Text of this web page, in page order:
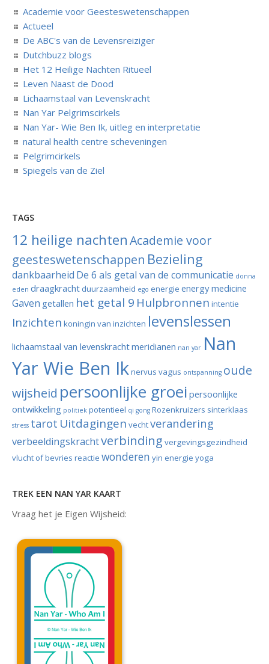
Academie voor Geesteswetenschappen
Actueel
De ABC's van de Levensreiziger
Dutchbuzz blogs
Het 12 Heilige Nachten Ritueel
Leven Naast de Dood
Lichaamstaal van Levenskracht
Nan Yar Pelgrimscirkels
Nan Yar- Wie Ben Ik, uitleg en interpretatie
natural health centre scheveningen
Pelgrimcirkels
Spiegels van de Ziel
TAGS
12 heilige nachtenAcademie voor
geesteswetenschappen Bezieling
dankbaarheid De 6 als getal van de communicatie donna
eden draagkracht duurzaamheid ego energie energy medicine
Gaven getallen het getal 9 Hulpbronnen intentie
Inzichten koningin van inzichten levenslessen
lichaamstaal van levenskrachtmeridianen nan yar Nan
Yar Wie Ben Iknervus vagus ontspanning oude
wijsheid persoonlijke groei persoonlijke
ontwikkeling politiek potentieel qi gong Rozenkruizers sinterklaas
stress tarot Uitdagingen vechtverandering
verbeeldingskrachtverbinding vergevingsgezindheid
vlucht of bevries reactie wonderen yin energie yoga
TREK EEN NAN YAR KAART
Vraag het je Eigen Wijsheid: